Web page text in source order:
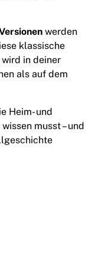
werden
klassische
in deiner
als auf dem
Heim- und
musst – und